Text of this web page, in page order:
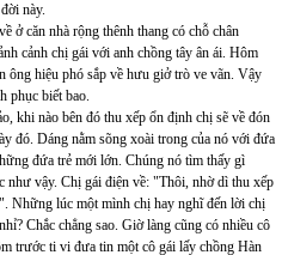
này.
ở căn nhà rộng thênh thang có chỗ chân
cảnh chị gái với anh chồng tây ân ái. Hôm
ông hiệu phó sắp về hưu giở trò ve vãn. Vậy
phục biết bao.
khi nào bên đó thu xếp ổn định chị sẽ về đón
đó. Dáng nằm sõng xoài trong của nó với đứa
đứa trẻ mới lớn. Chúng nó tìm thấy gì
như vậy. Chị gái điện về: "Thôi, nhờ dì thu xếp
Những lúc một mình chị hay nghĩ đến lời chị
Chắc chẳng sao. Giờ làng cũng có nhiều cô
trước ti vi đưa tin một cô gái lấy chồng Hàn